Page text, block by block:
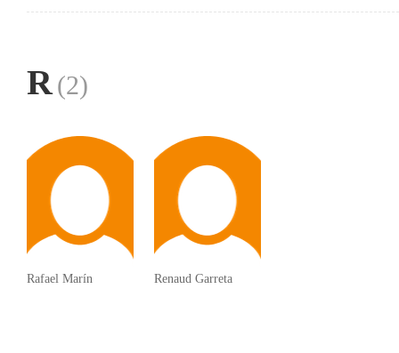
R(2)
Rafael Marín Renaud Garreta